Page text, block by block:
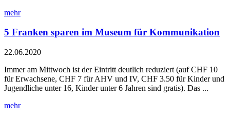
mehr
5 Franken sparen im Museum für Kommunikation
22.06.2020
Immer am Mittwoch ist der Eintritt deutlich reduziert (auf CHF 10
für Erwachsene, CHF 7 für AHV und IV, CHF 3.50 für Kinder und
Jugendliche unter 16, Kinder unter 6 Jahren sind gratis). Das ...
mehr